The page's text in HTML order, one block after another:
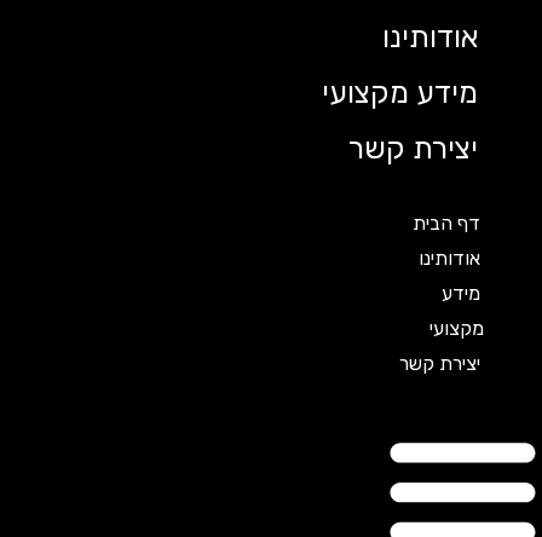
אודותינו
מידע מקצועי
יצירת קשר
דף הבית
אודותינו
מקצועי
יצירת קשר